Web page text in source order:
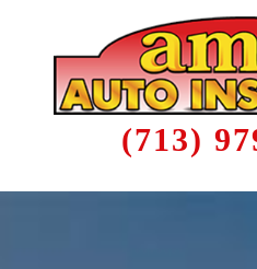
(713)